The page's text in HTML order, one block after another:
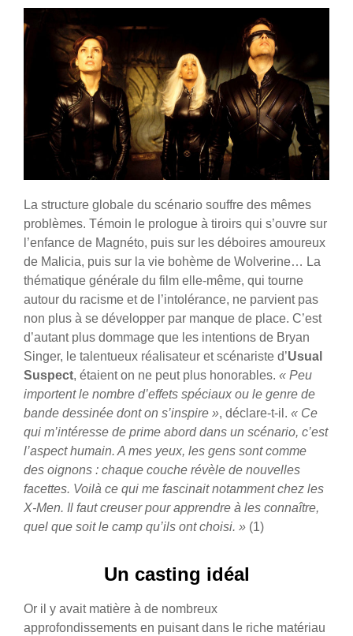
La structure globale du scénario souffre des mêmes
problèmes. Témoin le prologue à tiroirs qui s’ouvre sur
l’enfance de Magnéto, puis sur les déboires amoureux
de Malicia, puis sur la vie bohème de Wolverine… La
thématique générale du film elle-même, qui tourne
autour du racisme et de l’intolérance, ne parvient pas
non plus à se développer par manque de place. C’est
d’autant plus dommage que les intentions de Bryan
Singer, le talentueux réalisateur et scénariste d’Usual
Suspect, étaient on ne peut plus honorables. « Peu
importent le nombre d’effets spéciaux ou le genre de
bande dessinée dont on s’inspire », déclare-t-il. « Ce
qui m’intéresse de prime abord dans un scénario, c’est
l’aspect humain. A mes yeux, les gens sont comme
des oignons : chaque couche révèle de nouvelles
facettes. Voilà ce qui me fascinait notamment chez les
X-Men. Il faut creuser pour apprendre à les connaître,
quel que soit le camp qu’ils ont choisi. » (1)
Un casting idéal
Or il y avait matière à de nombreux
approfondissements en puisant dans le riche matériau